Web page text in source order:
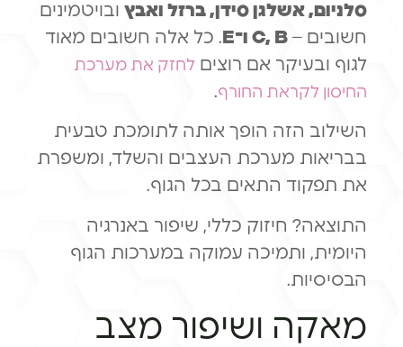
סלניום, אשלגן סידן, ברזל ואבץובויטמינים
חשובים –C, B ו־E
. כל אלה חשובים מאוד
לגוף ובעיקר אם רוציםלחזק את מערכת
החיסון לקראת החורף.
השילוב הזה הופך אותה לתומכת טבעית
בבריאות מערכת העצבים והשלד, ומשפרת
את תפקוד התאים בכל הגוף.
התוצאה? חיזוק כללי, שיפור באנרגיה
היומית, ותמיכה עמוקה במערכות הגוף
הבסיסיות.
מאקה ושיפור מצב